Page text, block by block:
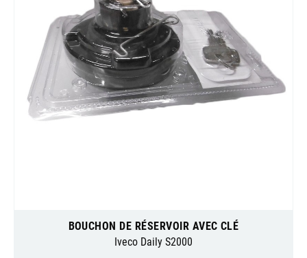
BOUCHON DE RÉSERVOIR AVEC CLÉ
Iveco Daily S2000